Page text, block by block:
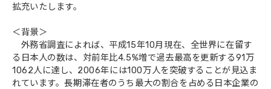
拡充いたします。
＜背景＞
外務省調査によれば、平成15年10月現在、全世界に在留す
る日本人の数は、対前年比4.5%増で過去最高を更新する91万
1062人に達し、2006年には100万人を突破することが見込ま
れています。長期滞在者のうち最大の割合を占める日本企業の